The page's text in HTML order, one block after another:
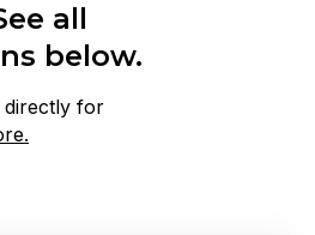
all
below.
directly for